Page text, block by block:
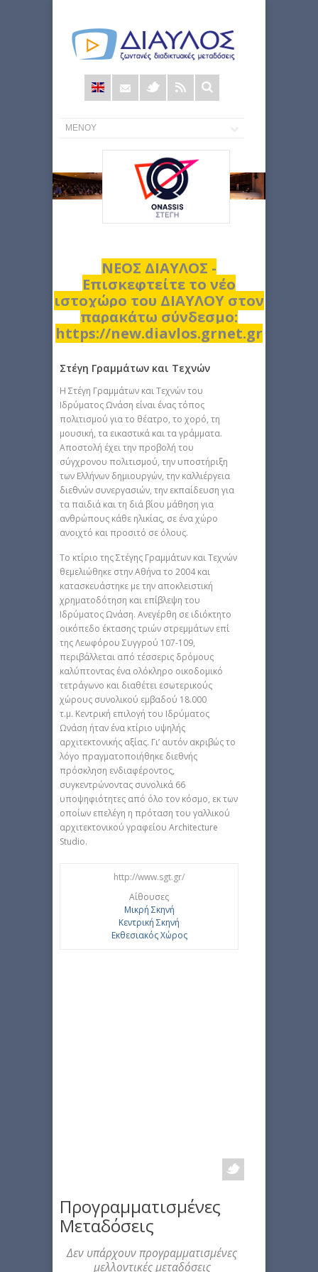
Φόρμα
αναζήτησης
ΝΕΟΣ ΔΙΑΥΛΟΣ -
Επισκεφτείτε το νέο
ιστοχώρο του ΔΙΑΥΛΟΥ στον
παρακάτω σύνδεσμο:
https://new.diavlos.grnet.gr
Στέγη Γραμμάτων και Τεχνών
Η Στέγη Γραμμάτων και Τεχνών του
Ιδρύματος Ωνάση είναι ένας τόπος
πολιτισμού για το θέατρο, το χορό, τη
μουσική, τα εικαστικά και τα γράμματα.
Αποστολή έχει την προβολή του
σύγχρονου πολιτισμού, την υποστήριξη
των Ελλήνων δημιουργών, την καλλιέργεια
διεθνών συνεργασιών, την εκπαίδευση για
τα παιδιά και τη διά βίου μάθηση για
ανθρώπους κάθε ηλικίας, σε ένα χώρο
ανοιχτό και προσιτό σε όλους.
Το κτίριο της Στέγης Γραμμάτων και Τεχνών
θεμελιώθηκε στην Αθήνα το 2004 και
κατασκευάστηκε με την αποκλειστική
χρηματοδότηση και επίβλεψη του
Ιδρύματος Ωνάση. Ανεγέρθη σε ιδιόκτητο
οικόπεδο έκτασης τριών στρεμμάτων επί
της Λεωφόρου Συγγρού 107-109,
περιβάλλεται από τέσσερις δρόμους
καλύπτοντας ένα ολόκληρο οικοδομικό
τετράγωνο και διαθέτει εσωτερικούς
χώρους συνολικού εμβαδού 18.000
τ.μ. Κεντρική επιλογή του Ιδρύματος
Ωνάση ήταν ένα κτίριο υψηλής
αρχιτεκτονικής αξίας. Γι’ αυτόν ακριβώς το
λόγο πραγματοποιήθηκε διεθνής
πρόσκληση ενδιαφέροντος,
συγκεντρώνοντας συνολικά 66
υποψηφιότητες από όλο τον κόσμο, εκ των
οποίων επελέγη η πρόταση του γαλλικού
αρχιτεκτονικού γραφείου Architecture
Studio.
http://www.sgt.gr/
Αίθουσες
Μικρή Σκηνή
Κεντρική Σκηνή
Εκθεσιακός Χώρος
Προγραμματισμένες
Μεταδόσεις
Δεν υπάρχουν προγραμματισμένες
μελλοντικές μεταδόσεις